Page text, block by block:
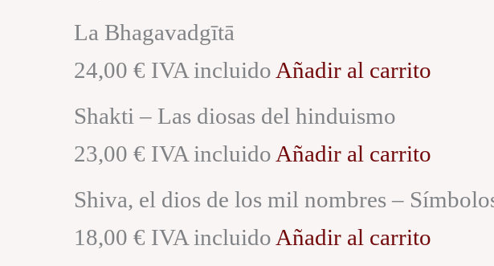
La Bhagavadgītā
24,00 € IVA incluido Añadir al carrito
Shakti – Las diosas del hinduismo
23,00 € IVA incluido Añadir al carrito
Shiva, el dios de los mil nombres –
18,00 € IVA incluido Añadir al carrito